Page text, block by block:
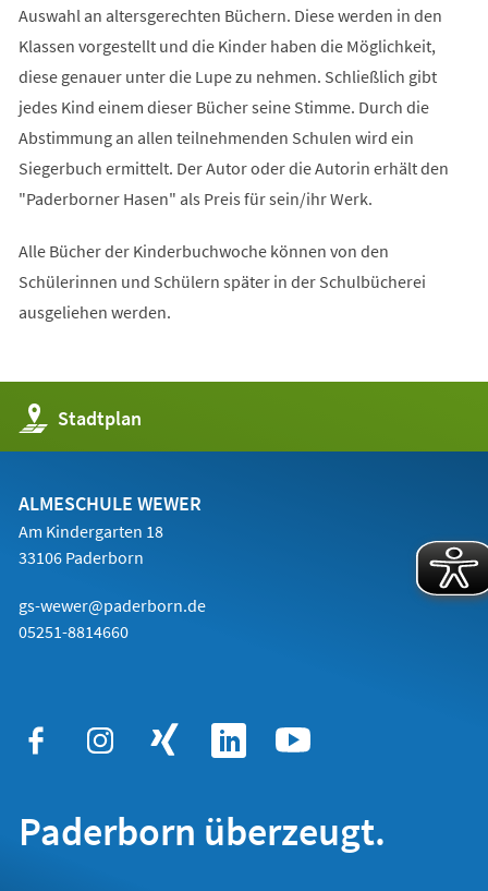
Auswahl an altersgerechten Büchern. Diese werden in den
Klassen vorgestellt und die Kinder haben die Möglichkeit,
diese genauer unter die Lupe zu nehmen. Schließlich gibt
jedes Kind einem dieser Bücher seine Stimme. Durch die
Abstimmung an allen teilnehmenden Schulen wird ein
Siegerbuch ermittelt. Der Autor oder die Autorin erhält den
"Paderborner Hasen" als Preis für sein/ihr Werk.
Alle Bücher der Kinderbuchwoche können von den
Schülerinnen und Schülern später in der Schulbücherei
ausgeliehen werden.
Stadtplan
(Öffnet
in
einem
Tab)
ALMESCHULE WEWER
Am Kindergarten 18
33106 Paderborn
gs-wewer@paderborn.de
05251-8814660
Paderborn überzeugt.